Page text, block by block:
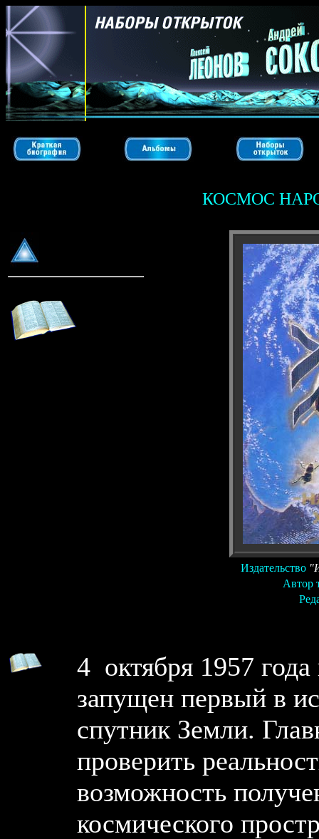
КОСМОС
Издательство
Автор
4 октября 1957
запущен первый в
спутник Земли.
проверить
возможность
космического